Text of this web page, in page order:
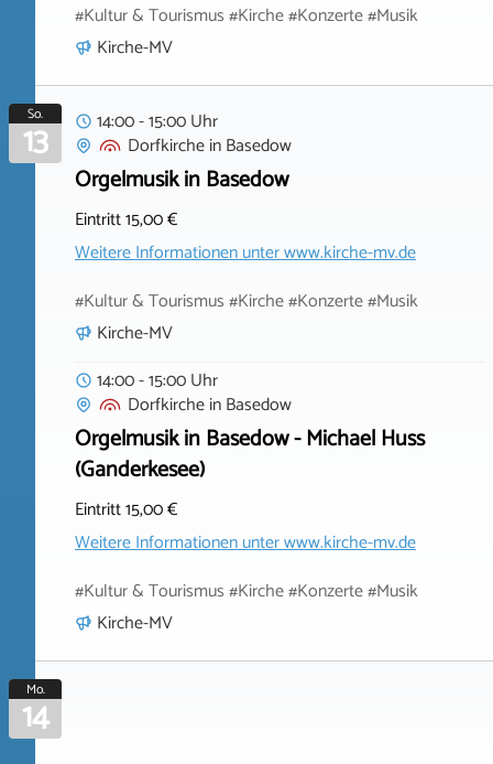
#Kultur & Tourismus #Kirche #Konzerte #Musik
Kirche-MV
So.
13
14:00 - 15:00 Uhr
DorfkircheinBasedow
Orgelmusik in Basedow
Eintritt 15,00 €
Weitere Informationen unterwww.kirche-mv.de
#Kultur & Tourismus #Kirche #Konzerte #Musik
Kirche-MV
14:00 - 15:00 Uhr
DorfkircheinBasedow
Orgelmusik in Basedow - Michael Huss
(Ganderkesee)
Eintritt 15,00 €
Weitere Informationen unterwww.kirche-mv.de
#Kultur & Tourismus #Kirche #Konzerte #Musik
Kirche-MV
Mo.
14